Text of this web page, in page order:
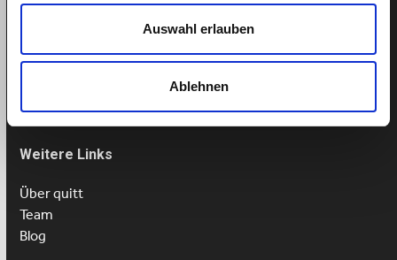
Auswahl erlauben
Ablehnen
Mo-Fr: 9-13 Uhr
Weitere Links
Über quitt
Team
Blog